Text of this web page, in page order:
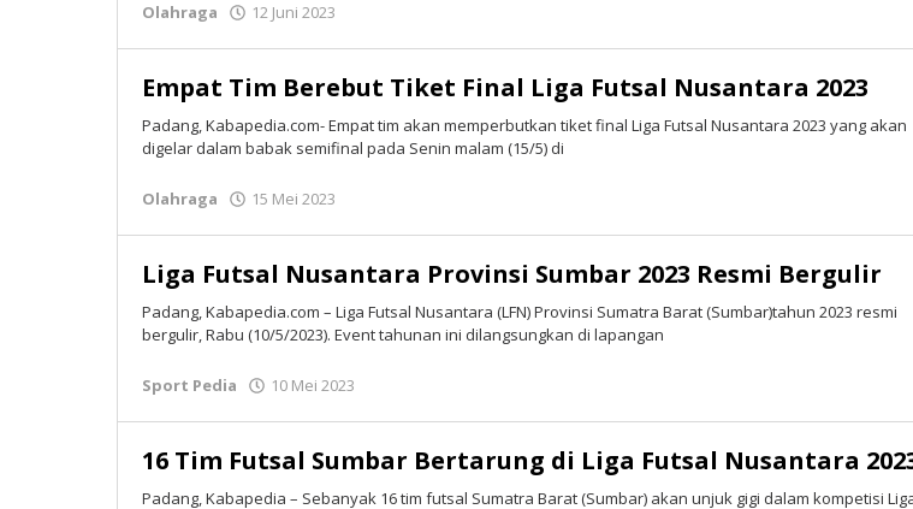
Olahraga 12 Juni 2023
Empat Tim Berebut Tiket Final Liga Futsal Nusantara 2023
Padang, Kabapedia.com- Empat tim akan memperbutkan tiket final Liga Futsal Nusantara 2023 yang akan
digelar dalam babak semifinal pada Senin malam (15/5) di
Olahraga 15 Mei 2023
Liga Futsal Nusantara Provinsi Sumbar 2023 Resmi Bergulir
Padang, Kabapedia.com – Liga Futsal Nusantara (LFN) Provinsi Sumatra Barat (Sumbar)tahun 2023 resmi
bergulir, Rabu (10/5/2023). Event tahunan ini dilangsungkan di lapangan
Sport Pedia 10 Mei 2023
16 Tim Futsal Sumbar Bertarung di Liga Futsal Nusantara
Padang, Kabapedia – Sebanyak 16 tim futsal Sumatra Barat (Sumbar) akan unjuk gigi dalam kompetisi